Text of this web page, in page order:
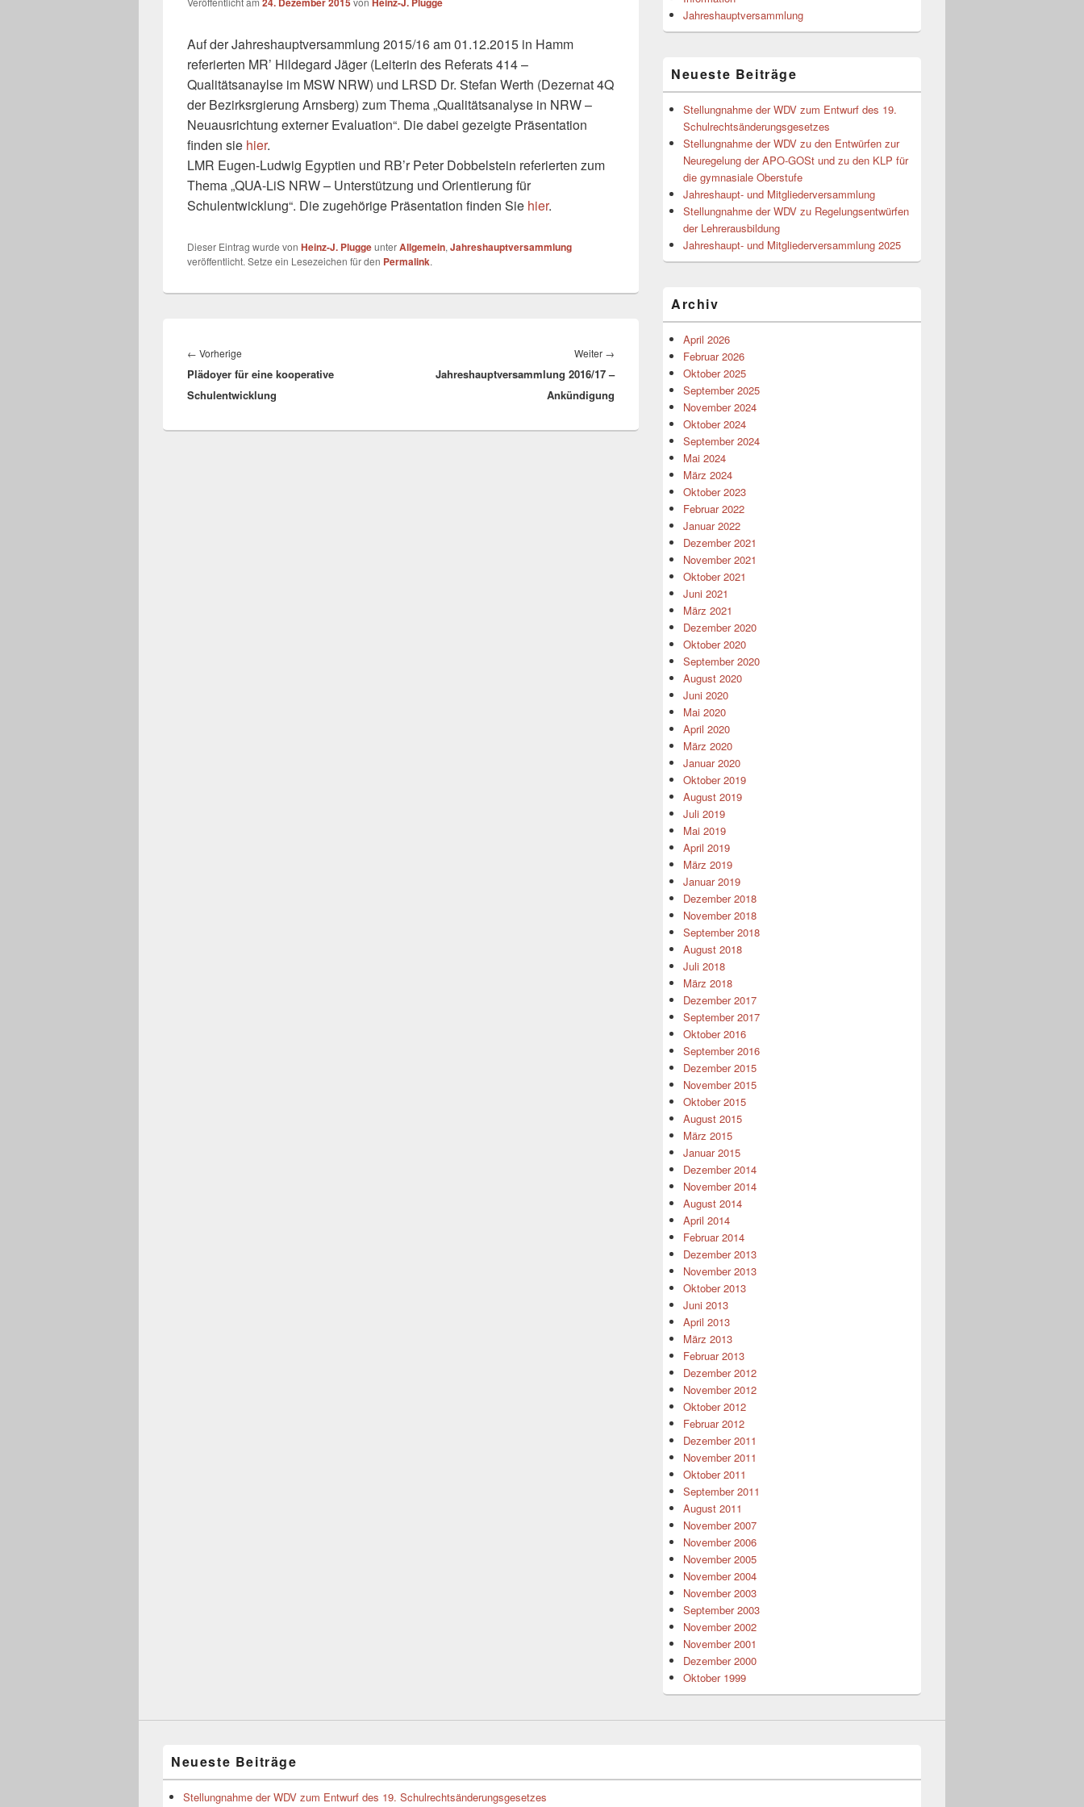
Auf der Jahreshauptversammlung 2015/16 am 01.12.2015 in Hamm
referierten MR’ Hildegard Jäger (Leiterin des Referats 414 –
Qualitätsanaylse im MSW NRW) und LRSD Dr. Stefan Werth (Dezernat 4Q
der Bezirksrgierung Arnsberg) zum Thema „Qualitätsanalyse in NRW –
Neuausrichtung externer Evaluation“. Die dabei gezeigte Präsentation
finden sie hier.
LMR Eugen-Ludwig Egyptien und RB’r Peter Dobbelstein referierten zum
Thema „QUA-LiS NRW – Unterstützung und Orientierung für
Schulentwicklung“. Die zugehörige Präsentation finden Sie hier.
Dieser Eintrag wurde von Heinz-J. PluggeunterAllgemein, Jahreshauptversammlung
veröffentlicht. Setze ein Lesezeichen für den Permalink.
← Vorherige
Beitrag:
Plädoyer für eine kooperative
Schulentwicklung
Weiter →
Beitrag:
Jahreshauptversammlung 2016/17 –
Ankündigung
Jahreshauptversammlung
Neueste Beiträge
Stellungnahme der WDV zum Entwurf des 19.
Schulrechtsänderungsgesetzes
Stellungnahme der WDV zu den Entwürfen zur
Neuregelung der APO-GOSt und zu den KLP für
die gymnasiale Oberstufe
Jahreshaupt- und Mitgliederversammlung
Stellungnahme der WDV zu Regelungsentwürfen
der Lehrerausbildung
Jahreshaupt- und Mitgliederversammlung 2025
Archiv
April 2026
Februar 2026
Oktober 2025
September 2025
November 2024
Oktober 2024
September 2024
Mai 2024
März 2024
Oktober 2023
Februar 2022
Januar 2022
Dezember 2021
November 2021
Oktober 2021
Juni 2021
März 2021
Dezember 2020
Oktober 2020
September 2020
August 2020
Juni 2020
Mai 2020
April 2020
März 2020
Januar 2020
Oktober 2019
August 2019
Juli 2019
Mai 2019
April 2019
März 2019
Januar 2019
Dezember 2018
November 2018
September 2018
August 2018
Juli 2018
März 2018
Dezember 2017
September 2017
Oktober 2016
September 2016
Dezember 2015
November 2015
Oktober 2015
August 2015
März 2015
Januar 2015
Dezember 2014
November 2014
August 2014
April 2014
Februar 2014
Dezember 2013
November 2013
Oktober 2013
Juni 2013
April 2013
März 2013
Februar 2013
Dezember 2012
November 2012
Oktober 2012
Februar 2012
Dezember 2011
November 2011
Oktober 2011
September 2011
August 2011
November 2007
November 2006
November 2005
November 2004
November 2003
September 2003
November 2002
November 2001
Dezember 2000
Oktober 1999
Neueste Beiträge
Stellungnahme der WDV zum Entwurf des 19. Schulrechtsänderungsgesetzes